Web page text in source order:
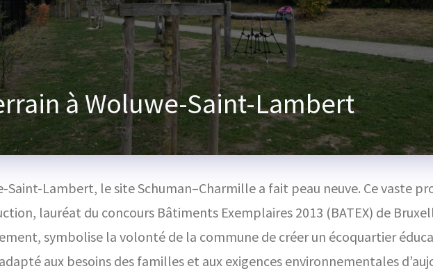
à Woluwe-Saint-Lambert
Saint-Lambert, le site Schuman–Charmille a fait peau neuve. Ce vaste
lauréat du concours Bâtiments Exemplaires 2013 (BATEX) de
symbolise la volonté de la commune de créer un écoquartier
aux besoins des familles et aux exigences environnementales